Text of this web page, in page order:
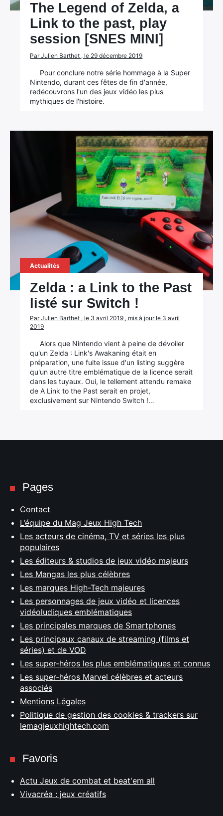
The Legend of Zelda, a
Link to the past, play
session [SNES MINI]
Par Julien Barthet , le 29 décembre 2019
Pour conclure notre série hommage à la Super
Nintendo, durant ces fêtes de fin d'année,
redécouvrons l'un des jeux vidéo les plus
mythiques de l'histoire.
Actualités
Zelda : a Link to the Past
listé sur Switch !
Par Julien Barthet , le 3 avril 2019 , mis à jour le 3 avril
2019
Alors que Nintendo vient à peine de dévoiler
qu'un Zelda : Link's Awakaning était en
préparation, une fuite issue d'un listing suggère
qu'un autre titre emblématique de la licence serait
dans les tuyaux. Oui, le tellement attendu remake
de A Link to the Past serait en projet,
exclusivement sur Nintendo Switch !…
Pages
Contact
L’équipe du Mag Jeux High Tech
Les acteurs de cinéma, TV et séries les plus
populaires
Les éditeurs & studios de jeux vidéo majeurs
Les Mangas les plus célèbres
Les marques High-Tech majeures
Les personnages de jeux vidéo et licences
vidéoludiques emblématiques
Les principales marques de Smartphones
Les principaux canaux de streaming (films et
séries) et de VOD
Les super-héros les plus emblématiques et connus
Les super-héros Marvel célèbres et acteurs
associés
Mentions Légales
Politique de gestion des cookies & trackers sur
lemagjeuxhightech.com
Favoris
Actu Jeux de combat et beat'em all
Vivacréa : jeux créatifs
×
Rechercher